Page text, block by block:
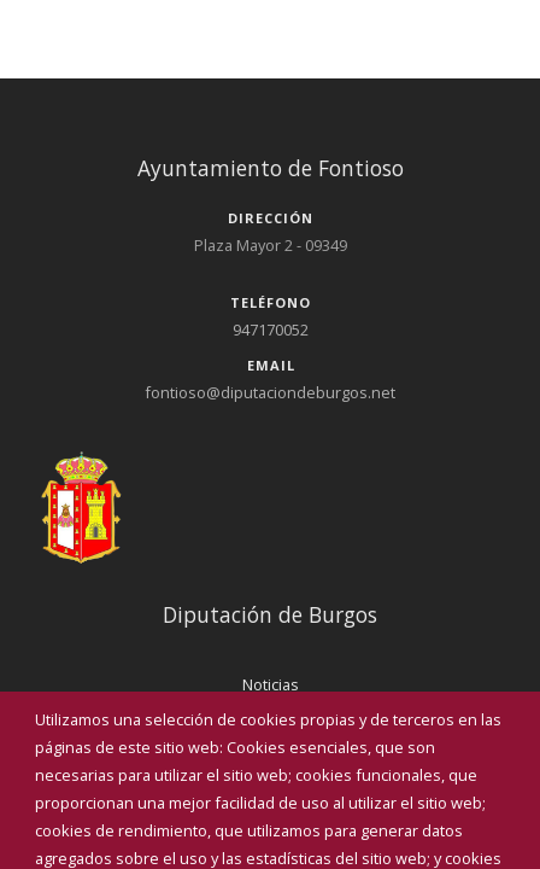
Utilizamos una selección de cookies propias y de terceros en las
páginas de este sitio web: Cookies esenciales, que son
necesarias para utilizar el sitio web; cookies funcionales, que
proporcionan una mejor facilidad de uso al utilizar el sitio web;
cookies de rendimiento, que utilizamos para generar datos
agregados sobre el uso y las estadísticas del sitio web; y cookies
Ayuntamiento de Fontioso
DIRECCIÓN
Plaza Mayor 2 - 09349
TELÉFONO
947170052
EMAIL
fontioso@diputaciondeburgos.net
Diputación de Burgos
Noticias
Eventos
Corporación Municipal
Teléfonos de interés
INICIAR SESIÓN
MAPA WEB